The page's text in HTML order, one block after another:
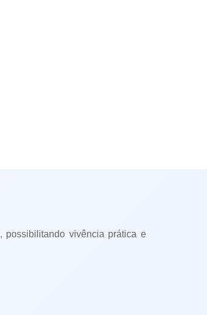
, possibilitando vivência prática e